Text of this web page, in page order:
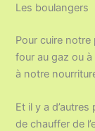
Les boulangers
Pour cuire
four au gaz ou
à notre
Et il y a
de chauffer de